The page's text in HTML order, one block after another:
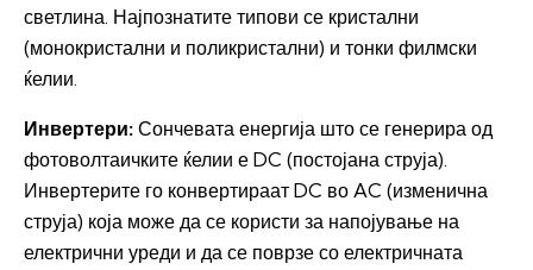
светлина. Најпознатите типови се кристални
(монокристални и поликристални) и тонки филмски
ќелии.
Инвертери: Сончевата енергија што се генерира од
фотоволтаичките ќелии е DC (постојана струја).
Инвертерите го конвертираат DC во AC (изменична
струја) која може да се користи за напојување на
електрични уреди и да се поврзе со електричната